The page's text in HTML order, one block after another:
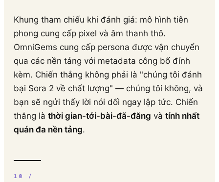
Khung tham chiếu khi đánh giá: mô hình tiên
phong cung cấp pixel và âm thanh thô.
OmniGems cung cấp persona được vận chuyển
qua các nền tảng với metadata công bố đính
kèm. Chiến thắng không phải là "chúng tôi đánh
bại Sora 2 về chất lượng" — chúng tôi không, và
bạn sẽ ngửi thấy lời nói dối ngay lập tức. Chiến
thắng là thời gian-tới-bài-đã-đăng và tính nhất
quán đa nền tảng.